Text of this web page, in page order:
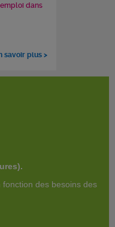
dans
savoir plus >
des besoins des